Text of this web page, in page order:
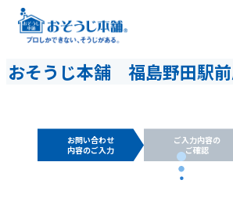
おそうじ本舗 福島野田駅
お問い合わせ
内容のご入力
ご入力内容の
ご確認